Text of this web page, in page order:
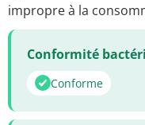
impropre à la
Conformité
Conforme